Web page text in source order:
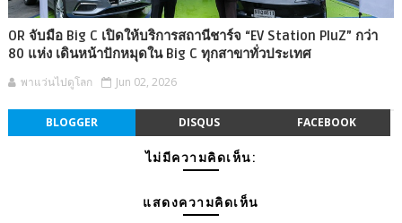
OR จับมือ Big C เปิดให้บริการสถานีชาร์จ “EV Station PluZ” กว่า
80 แห่ง เดินหน้าปักหมุดใน Big C ทุกสาขาทั่วประเทศ
พาแว่นไปดูโลก Jun 02, 2026
BLOGGER DISQUS FACEBOOK
ไม่มีความคิดเห็น:
แสดงความคิดเห็น